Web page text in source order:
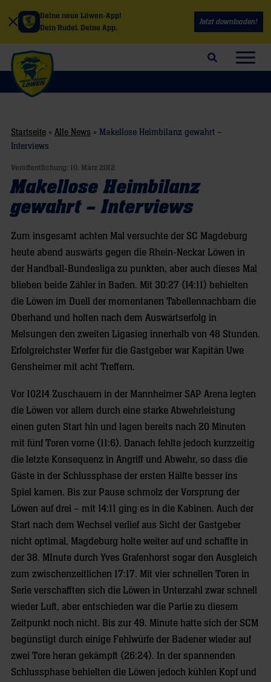
Deine neue Löwen-App!
Dein Rudel. Deine App.
Jetzt downloaden!
Suchfeld öffnen
Startseite » Alle News » Makellose Heimbilanz gewahrt –
Interviews
Veröffentlichung: 10. März 2012
Makellose Heimbilanz
gewahrt – Interviews
Zum insgesamt achten Mal versuchte der SC Magdeburg
heute abend auswärts gegen die Rhein-Neckar Löwen in
der Handball-Bundesliga zu punkten, aber auch dieses Mal
blieben beide Zähler in Baden. Mit 30:27 (14:11) behielten
die Löwen im Duell der momentanen Tabellennachbarn die
Oberhand und holten nach dem Auswärtserfolg in
Melsungen den zweiten Ligasieg innerhalb von 48 Stunden.
Erfolgreichster Werfer für die Gastgeber war Kapitän Uwe
Gensheimer mit acht Treffern.
Vor 10214 Zuschauern in der Mannheimer SAP Arena legten
die Löwen vor allem durch eine starke Abwehrleistung
einen guten Start hin und lagen bereits nach 20 Minuten
mit fünf Toren vorne (11:6). Danach fehlte jedoch kurzzeitig
die letzte Konsequenz in Angriff und Abwehr, so dass die
Gäste in der Schlussphase der ersten Hälfte besser ins
Spiel kamen. Bis zur Pause schmolz der Vorsprung der
Löwen auf drei – mit 14:11 ging es in die Kabinen. Auch der
Start nach dem Wechsel verlief aus Sicht der Gastgeber
nicht optimal, Magdeburg holte weiter auf und schaffte in
der 38. MInute durch Yves Grafenhorst sogar den Ausgleich
zum zwischenzeitlichen 17:17. Mit vier schnellen Toren in
Serie verschafften sich die Löwen in Unterzahl zwar schnell
wieder Luft, aber entschieden war die Partie zu diesem
Zeitpunkt noch nicht. Bis zur 49. Minute hatte sich der SCM
begünstigt durch einige Fehlwürfe der Badener wieder auf
zwei Tore heran gekämpft (26:24). In der spannenden
Schlussphase behielten die Löwen jedoch kühlen Kopf und